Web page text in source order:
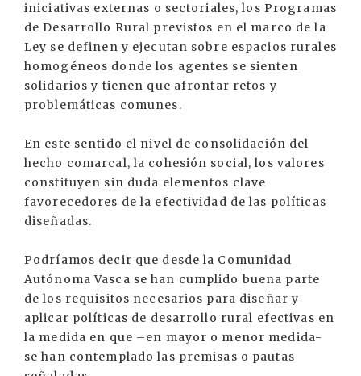
iniciativas externas o sectoriales, los Programas
de Desarrollo Rural previstos en el marco de la
Ley se definen y ejecutan sobre espacios rurales
homogéneos donde los agentes se sienten
solidarios y tienen que afrontar retos y
problemáticas comunes.
En este sentido el nivel de consolidación del
hecho comarcal, la cohesión social, los valores
constituyen sin duda elementos clave
favorecedores de la efectividad de las políticas
diseñadas.
Podríamos decir que desde la Comunidad
Autónoma Vasca se han cumplido buena parte
de los requisitos necesarios para diseñar y
aplicar políticas de desarrollo rural efectivas en
la medida en que –en mayor o menor medida-
se han contemplado las premisas o pautas